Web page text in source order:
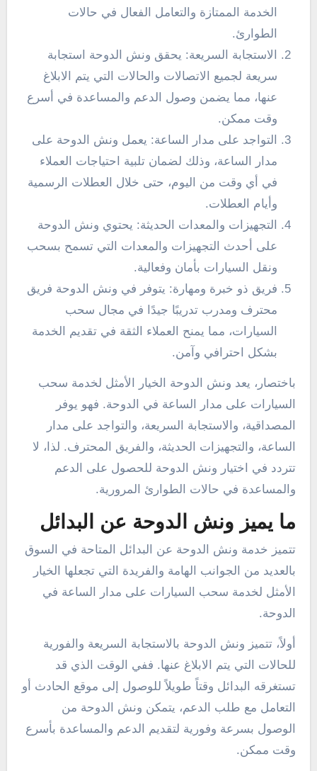
الخدمة الممتازة والتعامل الفعال في حالات
الطوارئ.
الاستجابة السريعة: يحقق ونش الدوحة استجابة
سريعة لجميع الاتصالات والحالات التي يتم الابلاغ
عنها، مما يضمن وصول الدعم والمساعدة في أسرع
وقت ممكن.
التواجد على مدار الساعة: يعمل ونش الدوحة على
مدار الساعة، وذلك لضمان تلبية احتياجات العملاء
في أي وقت من اليوم، حتى خلال العطلات الرسمية
وأيام العطلات.
التجهيزات والمعدات الحديثة: يحتوي ونش الدوحة
على أحدث التجهيزات والمعدات التي تسمح بسحب
ونقل السيارات بأمان وفعالية.
فريق ذو خبرة ومهارة: يتوفر في ونش الدوحة فريق
محترف ومدرب تدريبًا جيدًا في مجال سحب
السيارات، مما يمنح العملاء الثقة في تقديم الخدمة
بشكل احترافي وآمن.
باختصار، يعد ونش الدوحة الخيار الأمثل لخدمة سحب
السيارات على مدار الساعة في الدوحة. فهو يوفر
المصداقية، والاستجابة السريعة، والتواجد على مدار
الساعة، والتجهيزات الحديثة، والفريق المحترف. لذا، لا
تتردد في اختيار ونش الدوحة للحصول على الدعم
والمساعدة في حالات الطوارئ المرورية.
ما يميز ونش الدوحة عن البدائل
تتميز خدمة ونش الدوحة عن البدائل المتاحة في السوق
بالعديد من الجوانب الهامة والفريدة التي تجعلها الخيار
الأمثل لخدمة سحب السيارات على مدار الساعة في
الدوحة.
أولاً، تتميز ونش الدوحة بالاستجابة السريعة والفورية
للحالات التي يتم الابلاغ عنها. ففي الوقت الذي قد
تستغرقه البدائل وقتاً طويلاً للوصول إلى موقع الحادث أو
التعامل مع طلب الدعم، يتمكن ونش الدوحة من
الوصول بسرعة وفورية لتقديم الدعم والمساعدة بأسرع
وقت ممكن.